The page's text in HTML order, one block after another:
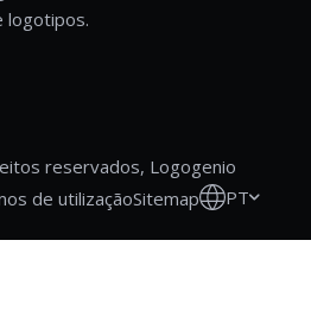
logotipos.
reservados, Logogenio
de utilizaçãoSitemap PT